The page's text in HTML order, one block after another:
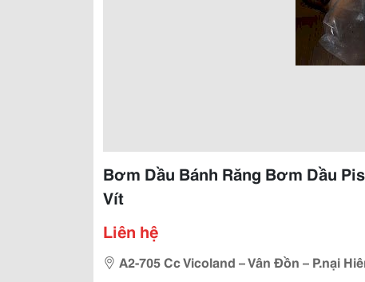
Bơm Dầu Bánh Răng Bơm Dầu
Vít
Liên hệ
A2-705 Cc Vicoland – Vân Đồn – P.nại